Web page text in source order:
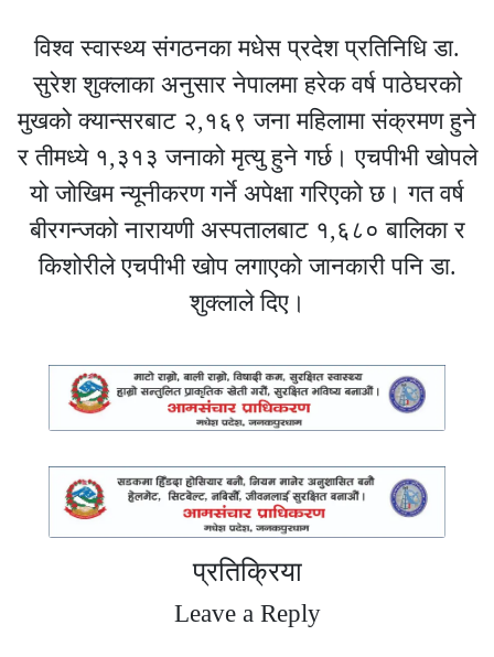
विश्व स्वास्थ्य संगठनका मधेस प्रदेश प्रतिनिधि डा.
सुरेश शुक्लाका अनुसार नेपालमा हरेक वर्ष पाठेघरको
मुखको क्यान्सरबाट २,१६९ जना महिलामा संक्रमण हुने
र तीमध्ये १,३१३ जनाको मृत्यु हुने गर्छ। एचपीभी खोपले
यो जोखिम न्यूनीकरण गर्ने अपेक्षा गरिएको छ। गत वर्ष
बीरगन्जको नारायणी अस्पतालबाट १,६८० बालिका र
किशोरीले एचपीभी खोप लगाएको जानकारी पनि डा.
शुक्लाले दिए।
प्रतिक्रिया
Leave a Reply